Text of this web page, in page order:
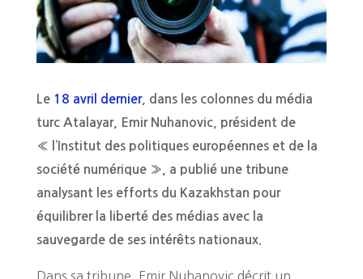
Le 18 avril dernier, dans les colonnes du média
turc Atalayar, Emir Nuhanovic, président de
« l’Institut des politiques européennes et de la
société numérique », a publié une tribune
analysant les efforts du Kazakhstan pour
équilibrer la liberté des médias avec la
sauvegarde de ses intérêts nationaux.
Dans sa tribune, Emir Nuhanovic décrit un